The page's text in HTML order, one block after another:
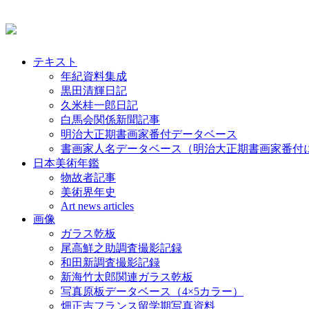
テキスト
年紀資料集成
黒田清輝日記
久米桂一郎日記
白馬会関係新聞記事
明治大正期書画家番付データベース
書画家人名データベース（明治大正期書画家番付
日本美術年鑑
物故者記事
美術界年史
Art news articles
画像
ガラス乾板
尾高鮮之助調査撮影記録
和田新調査撮影記録
新海竹太郎関連ガラス乾板
写真原板データベース（4×5カラー）
畑正吉フランス留学期写真資料